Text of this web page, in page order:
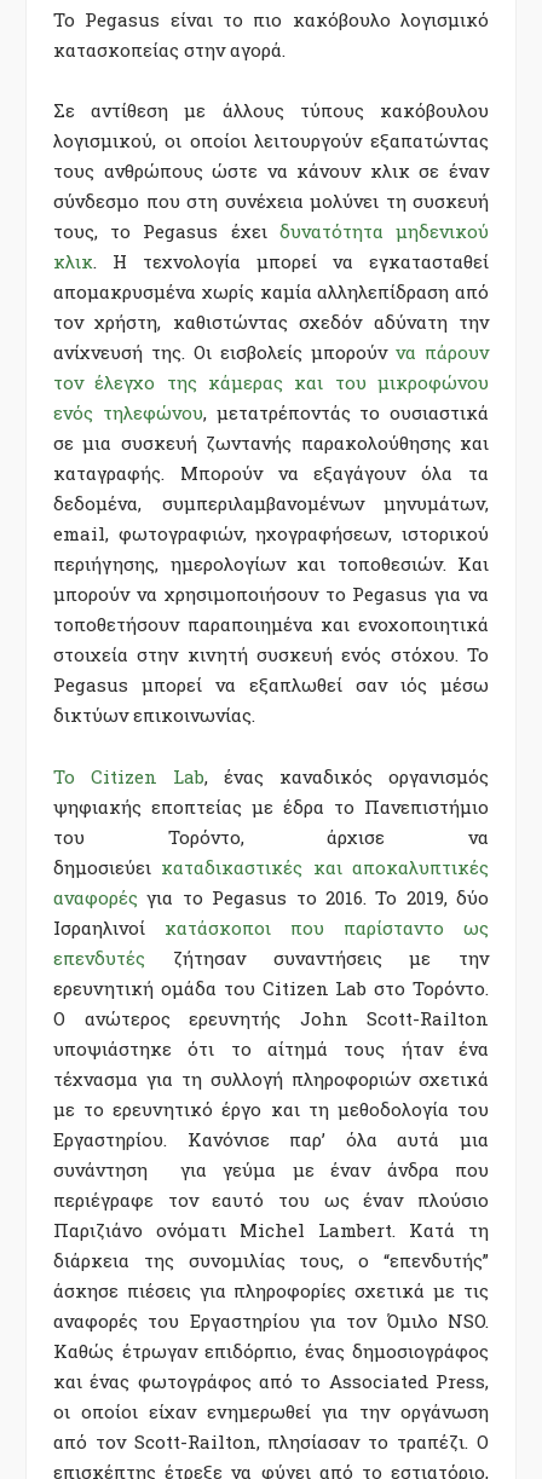
Το Pegasus είναι το πιο κακόβουλο λογισμικό
κατασκοπείας στην αγορά.
Σε αντίθεση με άλλους τύπους κακόβουλου
λογισμικού, οι οποίοι λειτουργούν εξαπατώντας
τους ανθρώπους ώστε να κάνουν κλικ σε έναν
σύνδεσμο που στη συνέχεια μολύνει τη συσκευή
τους, το Pegasus έχει δυνατότητα μηδενικού
κλικ. Η τεχνολογία μπορεί να εγκατασταθεί
απομακρυσμένα χωρίς καμία αλληλεπίδραση από
τον χρήστη, καθιστώντας σχεδόν αδύνατη την
ανίχνευσή της. Οι εισβολείς μπορούν να πάρουν
τον έλεγχο της κάμερας και του μικροφώνου
ενός τηλεφώνου, μετατρέποντάς το ουσιαστικά
σε μια συσκευή ζωντανής παρακολούθησης και
καταγραφής. Μπορούν να εξαγάγουν όλα τα
δεδομένα, συμπεριλαμβανομένων μηνυμάτων,
email, φωτογραφιών, ηχογραφήσεων, ιστορικού
περιήγησης, ημερολογίων και τοποθεσιών. Και
μπορούν να χρησιμοποιήσουν το Pegasus για να
τοποθετήσουν παραποιημένα και ενοχοποιητικά
στοιχεία στην κινητή συσκευή ενός στόχου. Το
Pegasus μπορεί να εξαπλωθεί σαν ιός μέσω
δικτύων επικοινωνίας.
Το Citizen Lab, ένας καναδικός οργανισμός
ψηφιακής εποπτείας με έδρα το Πανεπιστήμιο
του Τορόντο, άρχισε να
δημοσιεύει καταδικαστικές και αποκαλυπτικές
αναφορές για το Pegasus το 2016. Το 2019, δύο
Ισραηλινοί κατάσκοποι που παρίσταντο ως
επενδυτές ζήτησαν συναντήσεις με την
ερευνητική ομάδα του Citizen Lab στο Τορόντο.
Ο ανώτερος ερευνητής John Scott-Railton
υποψιάστηκε ότι το αίτημά τους ήταν ένα
τέχνασμα για τη συλλογή πληροφοριών σχετικά
με το ερευνητικό έργο και τη μεθοδολογία του
Εργαστηρίου. Κανόνισε παρ’ όλα αυτά μια
συνάντηση για γεύμα με έναν άνδρα που
περιέγραφε τον εαυτό του ως έναν πλούσιο
Παριζιάνο ονόματι Michel Lambert. Κατά τη
διάρκεια της συνομιλίας τους, ο “επενδυτής”
άσκησε πιέσεις για πληροφορίες σχετικά με τις
αναφορές του Εργαστηρίου για τον Όμιλο NSO.
Καθώς έτρωγαν επιδόρπιο, ένας δημοσιογράφος
και ένας φωτογράφος από το Associated Press,
οι οποίοι είχαν ενημερωθεί για την οργάνωση
από τον Scott-Railton, πλησίασαν το τραπέζι. Ο
επισκέπτης έτρεξε να φύγει από το εστιατόριο,